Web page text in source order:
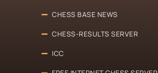
CHESS BASE NEWS
CHESS-RESULTS SERVER
ICC